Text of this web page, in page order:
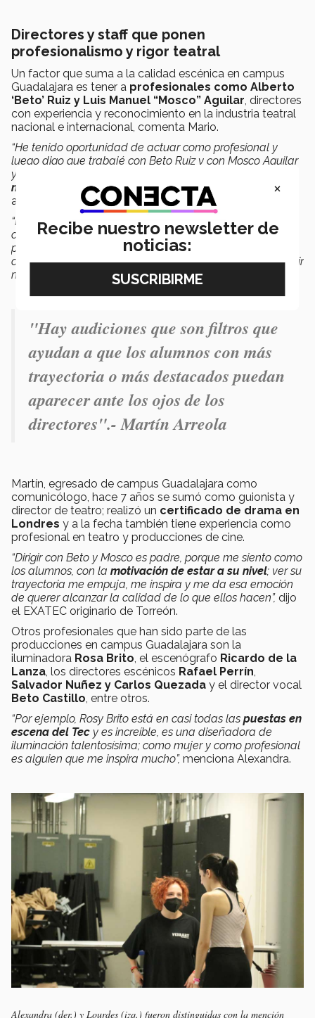
Directores y staff que ponen
profesionalismo y rigor teatral
Un factor que suma a la calidad escénica en campus
Guadalajara es tener a profesionales como Alberto
‘Beto’ Ruiz y Luis Manuel “Mosco” Aguilar, directores
con experiencia y reconocimiento en la industria teatral
nacional e internacional, comenta Mario.
“He tenido oportunidad de actuar como profesional y
luego digo que trabajé con Beto Ruiz y con Mosco Aguilar
y es: ‘Órale,
maestros súper pesados y serioscon su trabajo”,
afirma Mario.
“Elloste tratan como profesional
, te invitan a crecer y se
comprometen; por ejemplo, Beto me ha dicho cómo
puedo mejorar en lo técnico, como artista, el que alguien
con tanta experiencia crea en tu capacidad, te hace sentir
muy respetada y valorada”,agrega Luli.
"Hay audiciones que son filtros que
ayudan a que los alumnos con más
trayectoria o más destacados puedan
aparecer ante los ojos de los
directores".- Martín Arreola
Martín, egresado de campus Guadalajara como
comunicólogo, hace 7 años se sumó como guionista y
director de teatro; realizó un certificado de drama en
Londres y a la fecha también tiene experiencia como
profesional en teatro y producciones de cine.
“Dirigir con Beto y Mosco es padre, porque me siento como
los alumnos, con la motivación de estar a su nivel; ver su
trayectoria me empuja, me inspira y me da esa emoción
de querer alcanzar la calidad de lo que ellos hacen”, dijo
el EXATEC originario de Torreón.
Otros profesionales que han sido parte de las
producciones en campus Guadalajara son la
iluminadora Rosa Brito, el escenógrafo Ricardo de la
Lanza, los directores escénicos Rafael Perrín,
Salvador Nuñez y Carlos Quezada y el director vocal
Beto Castillo, entre otros.
“Por ejemplo, Rosy Brito está en casi todas las puestas en
escena del Tec y es increíble, es una diseñadora de
iluminación talentosísima; como mujer y como profesional
es alguien que me inspira mucho”, menciona Alexandra.
Alexandra (der.) y Lourdes (izq.) fueron distinguidas con la mención
×
Recibe nuestro newsletter de
noticias: